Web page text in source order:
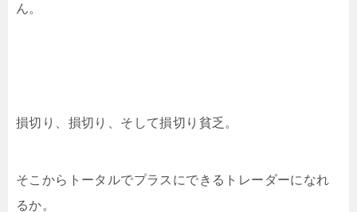
ん。
損切り、損切り、そして損切り貧乏。
そこからトータルでプラスにできるトレーダーになれ
るか。